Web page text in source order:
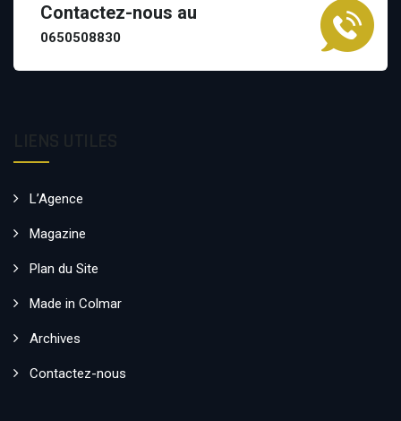
Contactez-nous au
0650508830
L’Agence
Magazine
Plan du Site
Made in Colmar
Archives
Contactez-nous